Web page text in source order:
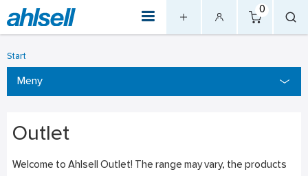
0
Start
Meny
Outlet
Welcome to Ahlsell Outlet! The range may vary, the products